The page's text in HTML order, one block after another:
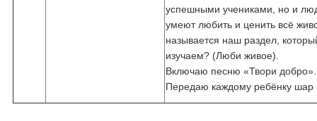
успешными учениками, но и
умеют любить и ценить всё
называется наш раздел,
изучаем? (Люби живое).
Включаю песню «Твори добро».
Передаю каждому ребёнку шар